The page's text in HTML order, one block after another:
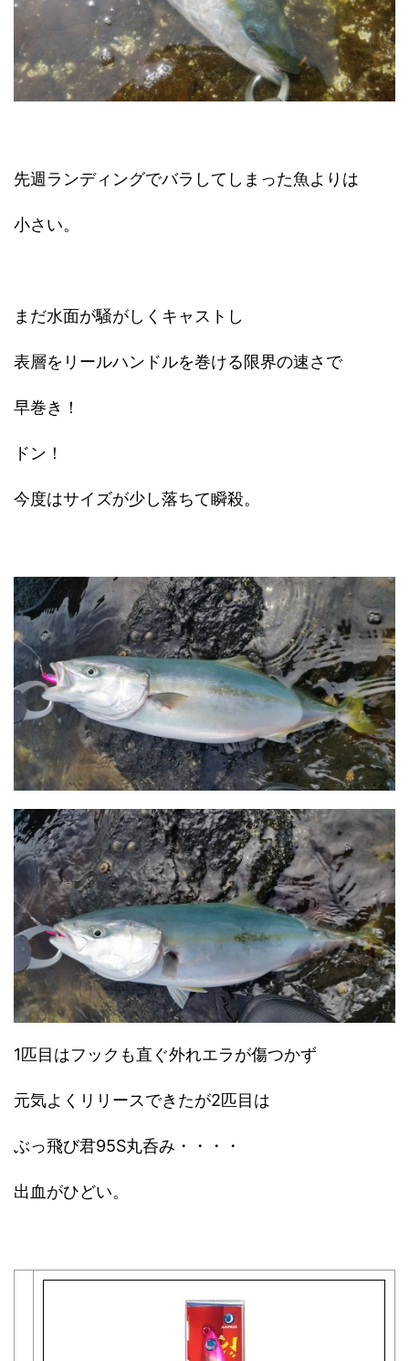
先週ランディングでバラしてしまった魚よりは
小さい。
まだ水面が騒がしくキャストし
表層をリールハンドルを巻ける限界の速さで
早巻き！
ドン！
今度はサイズが少し落ちて瞬殺。
1匹目はフックも直ぐ外れエラが傷つかず
元気よくリリースできたが2匹目は
ぶっ飛び君95S丸呑み・・・・
出血がひどい。